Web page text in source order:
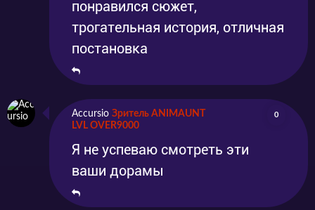
понравился сюжет,
трогательная история, отличная
постановка
Accursio Зритель ANIMAUNT
LVL OVER9000
0
Я не успеваю смотреть эти
ваши дорамы